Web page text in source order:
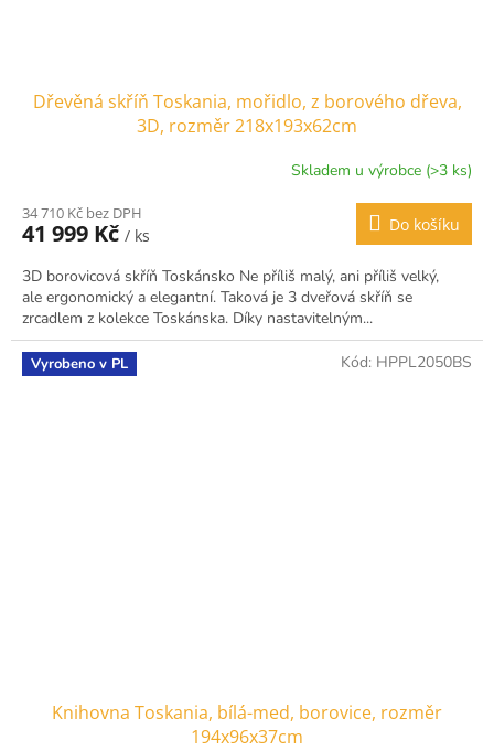
Dřevěná skříň Toskania, mořidlo, z borového dřeva,
3D, rozměr 218x193x62cm
Skladem u výrobce (>3 ks)
34 710 Kč bez DPH
41 999 Kč / ks
Do košíku
3D borovicová skříň Toskánsko Ne příliš malý, ani příliš velký,
ale ergonomický a elegantní. Taková je 3 dveřová skříň se
zrcadlem z kolekce Toskánska. Díky nastavitelným...
Vyrobeno v PL
Knihovna Toskania, bílá-med, borovice, rozměr
194x96x37cm
Kód: HPPL2050BS